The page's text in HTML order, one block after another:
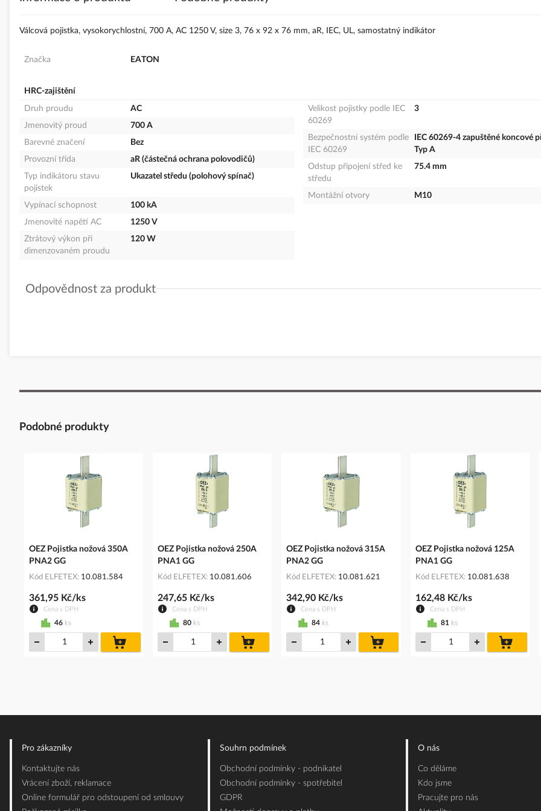
Válcová pojistka, vysokorychlostní, 700 A, AC 1250 V, size 3, 76 x 92 x 76 mm, aR, IEC, UL, samostatný indikátor
Značka EATON
HRC-zajištění
Druh proudu
AC
Jmenovitý proud
700 A
Barevné značení
Bez
Provozní třída
aR (částečná ochrana polovodičů)
Typ indikátoru stavu
pojistek
Ukazatel středu (polohový spínač)
Vypínací schopnost
100 kA
Jmenovité napětí AC
1250 V
Ztrátový výkon při
dimenzovaném proudu
120 W
Velikost pojistky podle IEC
60269
3
Bezpečnostní systém podle
IEC 60269
IEC 60269-4 zapuštěné koncové
Typ A
Odstup připojení střed ke
středu
75.4 mm
Montážní otvory M10
GPSR Details
Odpovědnost za produkt
Podobné produkty
OEZ Pojistka nožová 350A
PNA2 GG
Kód ELFETEX 10.081.584
Cena s DPH
361,95 Kč/ks
46 ks
košíku
OEZ Pojistka nožová 250A
PNA1 GG
Kód ELFETEX 10.081.606
Cena s DPH
247,65 Kč/ks
80 ks
košíku
OEZ Pojistka nožová 315A
PNA2 GG
Kód ELFETEX 10.081.621
Cena s DPH
342,90 Kč/ks
84 ks
košíku
OEZ Pojistka nožová 125A
PNA1 GG
Kód ELFETEX 10.081.638
Cena s DPH
162,48 Kč/ks
81 ks
košíku
Pro zákazníky
Kontaktujte nás
Vrácení zboží, reklamace
Online formulář pro odstoupení od smlouvy
Souhrn podmínek
Obchodní podmínky - podnikatel
Obchodní podmínky - spotřebitel
GDPR
O nás
Co děláme
Kdo jsme
Pracujte pro nás